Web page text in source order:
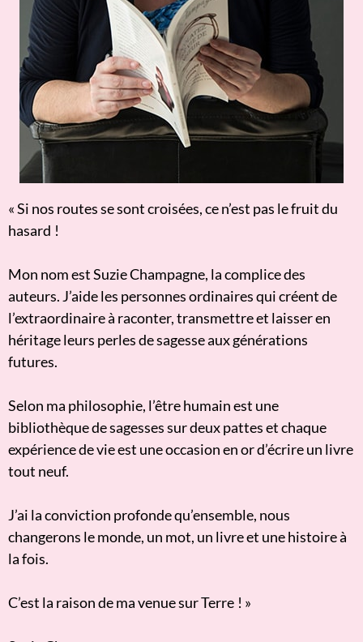
« Si nos routes se sont croisées, ce n’est pas le fruit du
hasard !
Mon nom est Suzie Champagne, la complice des
auteurs. J’aide les personnes ordinaires qui créent de
l’extraordinaire à raconter, transmettre et laisser en
héritage leurs perles de sagesse aux générations
futures.
Selon ma philosophie, l’être humain est une
bibliothèque de sagesses sur deux pattes et chaque
expérience de vie est une occasion en or d’écrire un livre
tout neuf.
J’ai la conviction profonde qu’ensemble, nous
changerons le monde, un mot, un livre et une histoire à
la fois.
C’est la raison de ma venue sur Terre ! »